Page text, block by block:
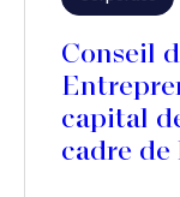
Conseil
capital
cadre de